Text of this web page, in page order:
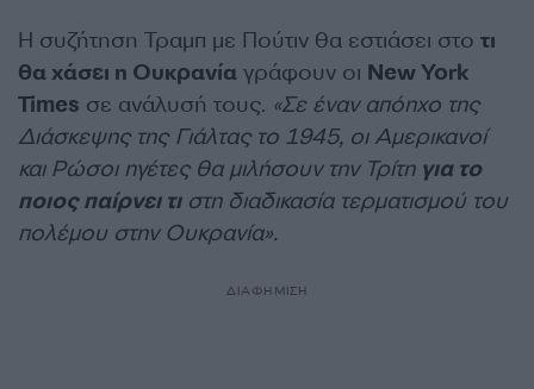
Η συζήτηση Τραμπ με Πούτιν θα εστιάσει στο τι
θα χάσει η Ουκρανία γράφουν οι New York
Times σε ανάλυσή τους. «Σε έναν απόηχο της
Διάσκεψης της Γιάλτας το 1945, οι Αμερικανοί
και Ρώσοι ηγέτες θα μιλήσουν την Τρίτη για το
ποιος παίρνει τιστη διαδικασία τερματισμού του
πολέμου στην Ουκρανία».
ΔΙΑΦΗΜΙΣΗ